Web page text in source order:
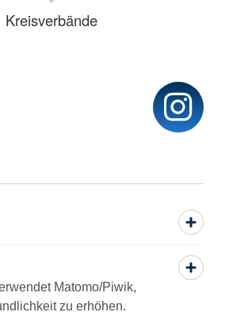
Matomo/Piwik,
zu erhöhen.
Kreisverbände